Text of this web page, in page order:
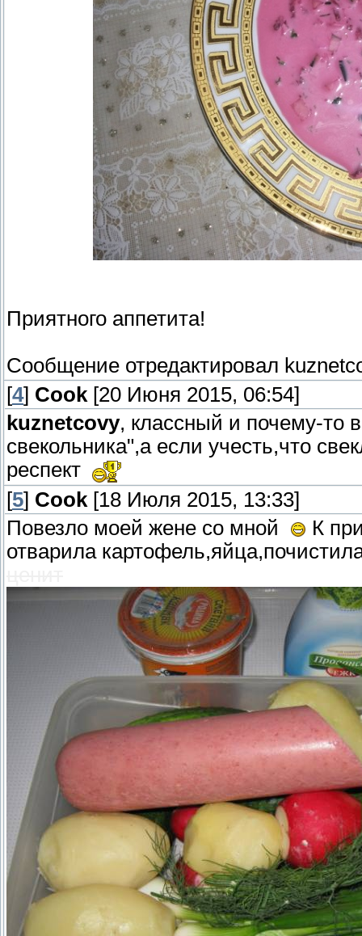
Приятного аппетита!
Сообщение отредактировал
[4] Cook [20 Июня 2015, 06:54]
kuznetcovy, классный и почему-то
свекольника",а если учесть,что
респект
[5] Cook [18 Июля 2015, 13:33]
Повезло моей жене со мной
К
отварила